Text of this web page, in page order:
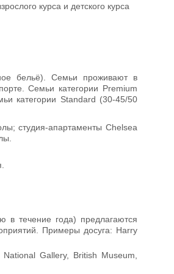
курса и детского курса
бельё). Семьи проживают в
Семьи категории Premium
категории Standard (30-45/50
студия-апартаменты Chelsea
течение года) предлагаются
Примеры досуга: Harry
Gallery, British Museum,